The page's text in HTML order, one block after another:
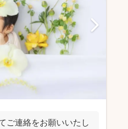
ご連絡をお願いいたし